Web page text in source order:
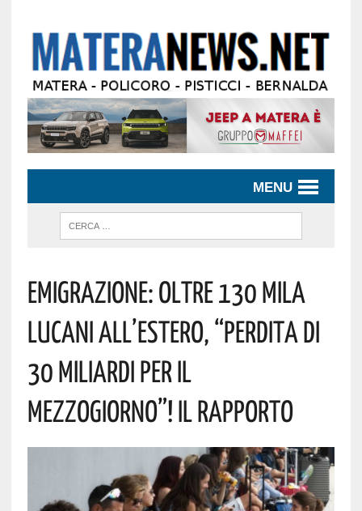
MENU
Emigrazione: Oltre 130 Mila
Lucani All’estero, “Perdita Di
30 Miliardi Per Il
Mezzogiorno”! Il Rapporto